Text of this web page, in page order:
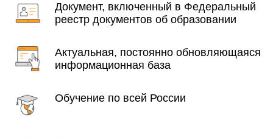
Документ, включенный в Федеральный
реестр документов об образовании
Актуальная, постоянно обновляющаяся
информационная база
Обучение по всей России